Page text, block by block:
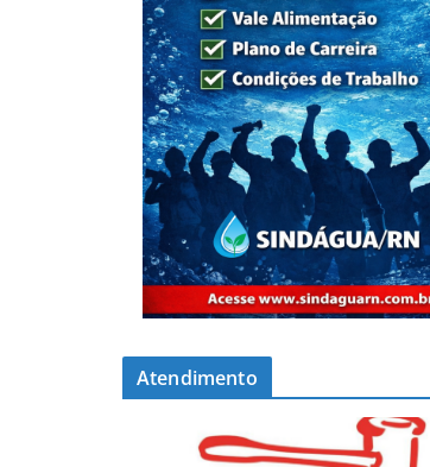
Atendimento